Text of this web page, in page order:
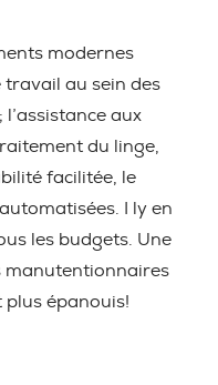
modernes
au sein des
aux
du linge,
facilitée, le
I ly en
les budgets. Une
manutentionnaires
épanouis!